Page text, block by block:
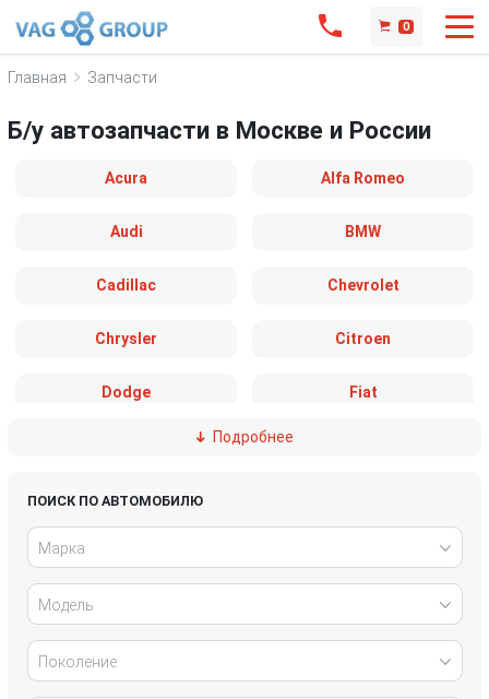
0
Главная Запчасти
Б/у автозапчасти в Москве и России
Acura Alfa Romeo
Audi BMW
Cadillac Chevrolet
Chrysler Citroen
Dodge Fiat
Honda
Kia
Подробнее
ПОИСК ПО АВТОМОБИЛЮ
Марка
Модель
Поколение